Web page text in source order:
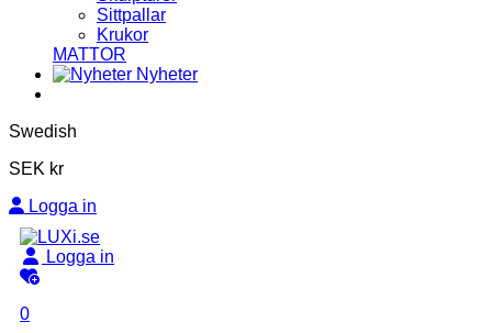
Sittpallar
Krukor
MATTOR
Nyheter
Swedish
SEK kr
Logga in
Logga in
0